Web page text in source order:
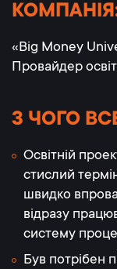
«Big Money
Провайдер
З ЧОГО
Освітній
стислий
швидко
відразу
систему
Був потрібен